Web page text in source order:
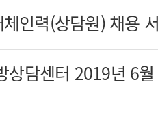
인력(상담원) 채용
상담센터 2019년 6